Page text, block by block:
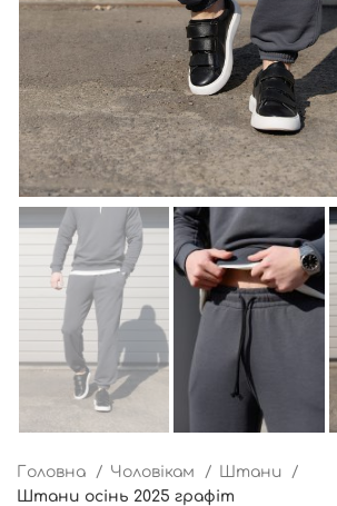
Головна Чоловікам
Штани
Штани осінь 2025 графіт